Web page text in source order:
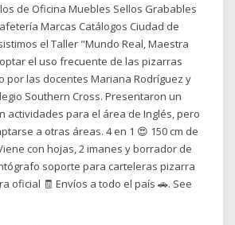
de Oficina Muebles Sellos Grabables
Marcas Catálogos Ciudad de
el Taller "Mundo Real, Maestra
el uso frecuente de las pizarras
por las docentes Mariana Rodríguez y
Southern Cross. Presentaron un
actividades para el área de Inglés, pero
a otras áreas. 4 en 1 😍 150 cm de
con hojas, 2 imanes y borrador de
soporte para carteleras pizarra
oficial 🧾 Envíos a todo el país 🚗. See